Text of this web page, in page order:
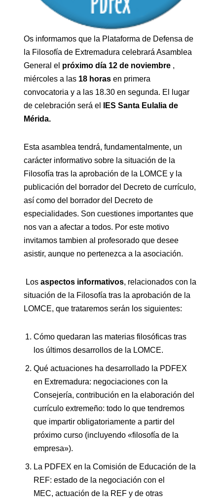
Os informamos que la Plataforma de Defensa de
la Filosofía de Extremadura celebrará Asamblea
General el próximo día 12 de noviembre ,
miércoles a las 18 horas en primera
convocatoria y a las 18.30 en segunda. El lugar
de celebración será el
IES Santa Eulalia de
Mérida.
Esta asamblea tendrá, fundamentalmente, un
carácter informativo sobre la situación de la
Filosofía tras la aprobación de la LOMCE y la
publicación del borrador del Decreto de currículo,
así como del borrador del Decreto de
especialidades. Son cuestiones importantes que
nos van a afectar a todos. Por este motivo
invitamos tambien al profesorado que desee
asistir, aunque no pertenezca a la asociación.
Losaspectos informativos, relacionados con la
situación de la Filosofía tras la aprobación de la
LOMCE, que trataremos serán los siguientes:
Cómo quedaran las materias filosóficas tras
los últimos desarrollos de la LOMCE.
Qué actuaciones ha desarrollado la PDFEX
en Extremadura: negociaciones con la
Consejería, contribución en la elaboración del
currículo extremeño: todo lo que tendremos
que impartir obligatoriamente a partir del
próximo curso (incluyendo «filosofía de la
empresa»).
La PDFEX en la Comisión de Educación de la
REF: estado de la negociación con el
MEC, actuación de la REF y de otras